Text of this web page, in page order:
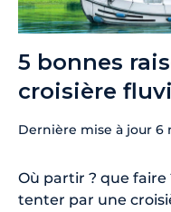
5 bonnes
croisière
Dernière mise à jour 6
Où partir ? que faire
tenter par une